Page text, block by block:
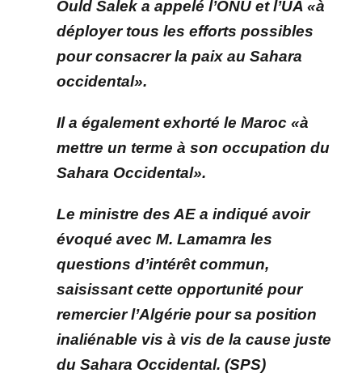
Ould Salek a appelé l’ONU et l’UA «à
déployer tous les efforts possibles
pour consacrer la paix au Sahara
occidental».
Il a également exhorté le Maroc «à
mettre un terme à son occupation du
Sahara Occidental».
Le ministre des AE a indiqué avoir
évoqué avec M. Lamamra les
questions d’intérêt commun,
saisissant cette opportunité pour
remercier l’Algérie pour sa position
inaliénable vis à vis de la cause juste
du Sahara Occidental. (SPS)